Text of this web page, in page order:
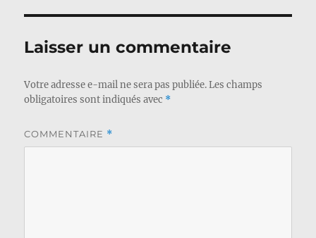
Laisser un commentaire
Votre adresse e-mail ne sera pas publiée. Les champs
obligatoires sont indiqués avec *
COMMENTAIRE *